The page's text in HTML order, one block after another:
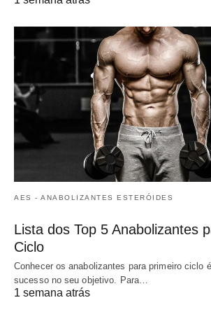
AES - ANABOLIZANTES ESTERÓIDES
Lista dos Top 5 Anabolizantes
Ciclo
Conhecer os anabolizantes para primeiro ciclo
sucesso no seu objetivo. Para…
1 semana atrás